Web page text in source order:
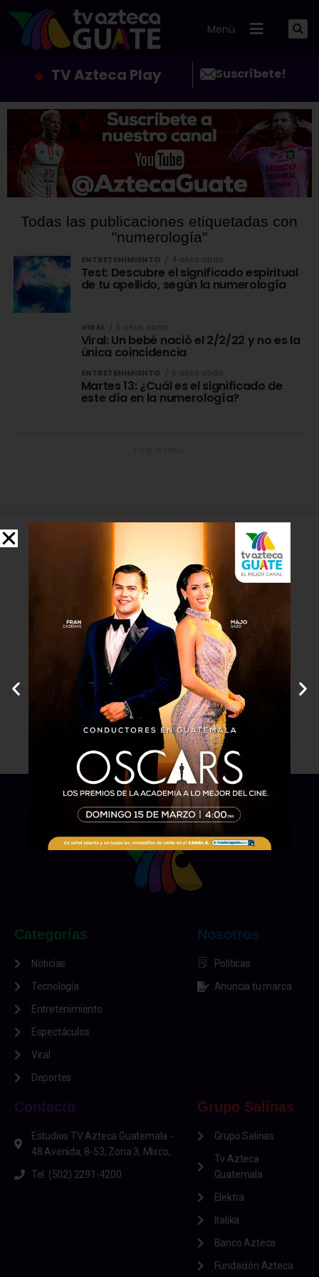
Menú
TV Azteca Play Suscríbete!
Todas las publicaciones etiquetadas con
"numerología"
ENTRETENIMIENTO 4 años atrás
Test: Descubre el significado espiritual
de tu apellido, según la numerología
VIRAL 5 años atrás
Viral: Un bebé nació el 2/2/22 y no es la
única coincidencia
ENTRETENIMIENTO 5 años atrás
Martes 13: ¿Cuál es el significado de
este día en la numerología?
Categorías
Noticias
Tecnología
Entretenimiento
Espectáculos
Viral
Deportes
Nosotros
Políticas
Anuncia tu marca
Contacto
Estudios TV Azteca Guatemala -
48 Avenida, 8-53, Zona 3, Mixco,
Tel. (502) 2291-4200
Grupo Salinas
Grupo Salinas
Tv Azteca
Guatemala
Elektra
Italika
Banco Azteca
Fundación Azteca